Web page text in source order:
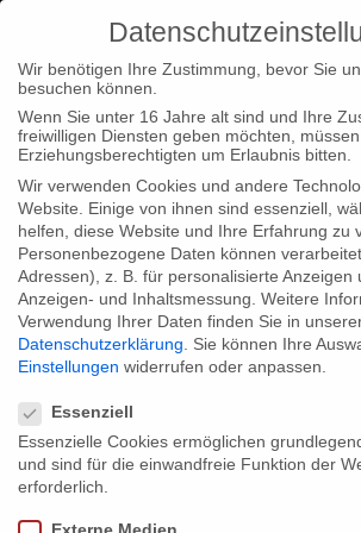
Type|News
Home Categories: Type|News
Posted in Loc|Home, Type|News ,
by constanza 9. July 2021
Nomination of VIRAL for
Documentary Series at the
Wir benötigen Ihre Zustimmung, bevor Sie
besuchen können.
Wenn Sie unter 16 Jahre alt sind und Ihre
freiwilligen Diensten geben möchten,
Erziehungsberechtigten um Erlaubnis bitten.
Wir verwenden Cookies und andere
Website. Einige von ihnen sind essenziell,
helfen, diese Website und Ihre Erfahrung zu
Personenbezogene Daten können
Adressen), z. B. für personalisierte Anzeigen
Anzeigen- und Inhaltsmessung. Weitere
Verwendung Ihrer Daten finden Sie in
Datenschutzerklärung
Sie können Ihre
Einstellungen widerrufen oder anpassen.
Essenziell
Essenzielle Cookies ermöglichen
und sind für die einwandfreie Funktion der
erforderlich.